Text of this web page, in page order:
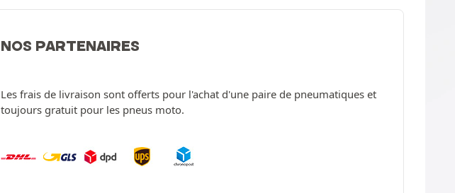
NOS PARTENAIRES
Les frais de livraison sont offerts pour l'achat d'une paire de pneumatiques et
toujours gratuit pour les pneus moto.